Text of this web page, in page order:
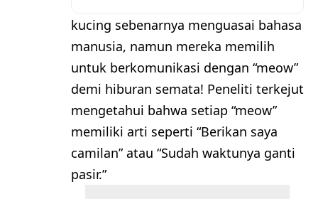
kucing sebenarnya menguasai bahasa
manusia, namun mereka memilih
untuk berkomunikasi dengan “meow”
demi hiburan semata! Peneliti terkejut
mengetahui bahwa setiap “meow”
memiliki arti seperti “Berikan saya
camilan” atau “Sudah waktunya ganti
pasir.”